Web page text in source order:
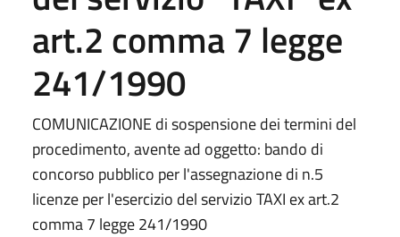
art.2 comma 7 legge
241/1990
COMUNICAZIONE di sospensione dei termini del
procedimento, avente ad oggetto: bando di
concorso pubblico per l'assegnazione di n.5
licenze per l'esercizio del servizio TAXI ex art.2
comma 7 legge 241/1990